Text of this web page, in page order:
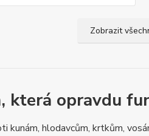
Zobrazit
která opravdu
hlodavcům, krtkům,